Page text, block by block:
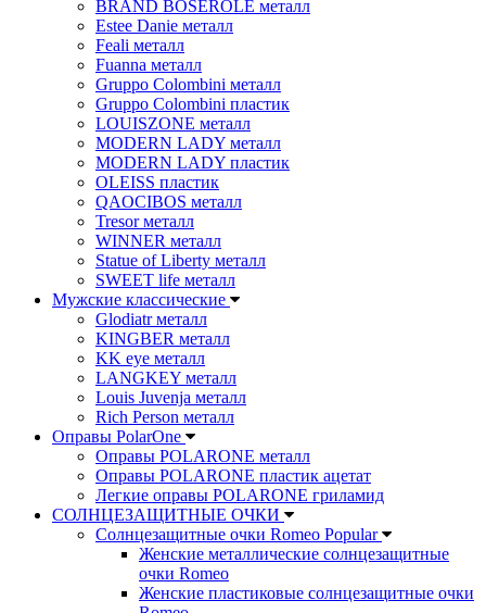
BRAND BOSEROLE металл
Estee Danie металл
Feali металл
Fuanna металл
Gruppo Colombini металл
Gruppo Colombini пластик
LOUISZONE металл
MODERN LADY металл
MODERN LADY пластик
OLEISS пластик
QAOCIBOS металл
Tresor металл
WINNER металл
Statue of Liberty металл
SWEET life металл
Мужские классические
Glodiatr металл
KINGBER металл
KK eye металл
LANGKEY металл
Louis Juvenja металл
Rich Person металл
Оправы PolarOne
Оправы POLARONE металл
Оправы POLARONE пластик ацетат
Легкие оправы POLARONE гриламид
СОЛНЦЕЗАЩИТНЫЕ ОЧКИ
Солнцезащитные очки Romeo Popular
Женские металлические солнцезащитные
очки Romeo
Женские пластиковые солнцезащитные очки